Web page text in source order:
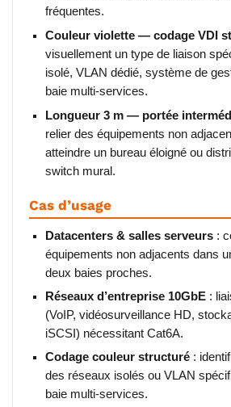
fréquentes.
Couleur violette — codage VDI
visuellement un type de liaison
isolé, VLAN dédié, système de
baie multi-services.
Longueur 3 m — portée
relier des équipements non
atteindre un bureau éloigné ou
switch mural.
Cas d’usage
Datacenters & salles serveurs :
équipements non adjacents dans
deux baies proches.
Réseaux d’entreprise 10GbE :
(VoIP, vidéosurveillance HD,
iSCSI) nécessitant Cat6A.
Codage couleur structuré :
des réseaux isolés ou VLAN
baie multi-services.